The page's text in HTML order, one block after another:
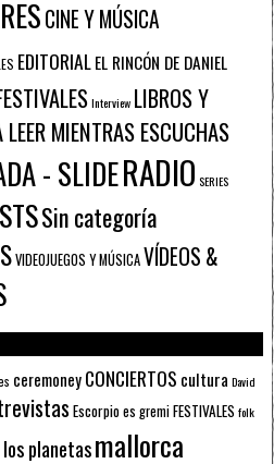
CINE Y MÚSICA
EDITORIALEL RINCÓN DE DANIEL
Interview LIBROS Y
LEER MIENTRAS ESCUCHAS
- SLIDERADIO SERIES
Sin categoría
VIDEOJUEGOS Y MÚSICAVÍDEOS &
ceremoneyCONCIERTOS cultura David
Escorpioes gremiFESTIVALES folk
los planetasmallorca